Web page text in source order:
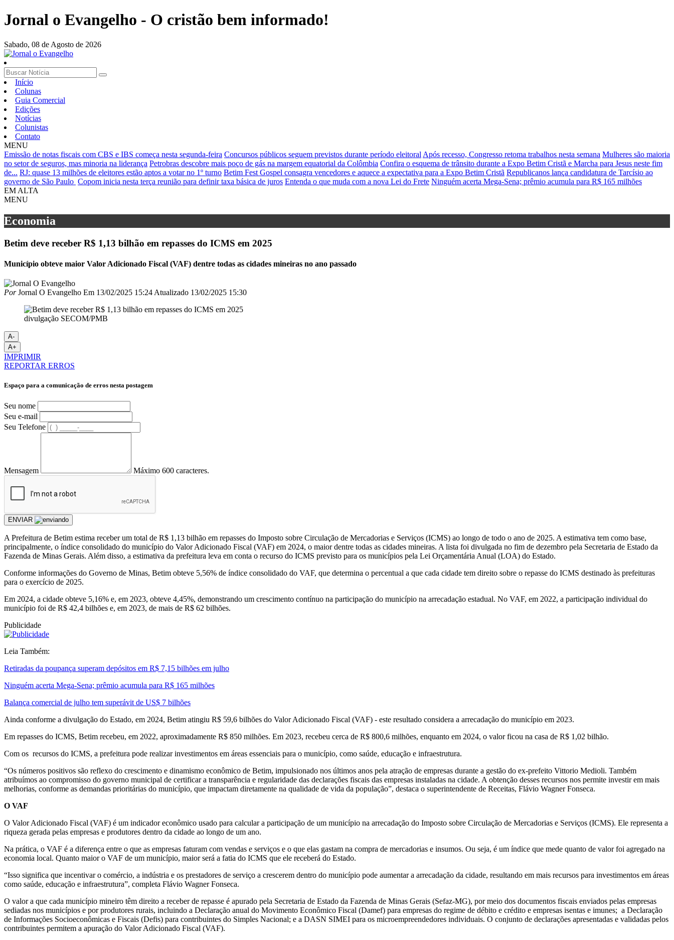
Jornal o Evangelho - O cristão bem informado!
Sabado, 08 de Agosto de 2026
Início
Colunas
Guia Comercial
Edições
Notícias
Colunistas
Contato
MENU
Emissão de notas fiscais com CBS e IBS começa nesta segunda-feira Concursos públicos seguem previstos durante período eleitoral Após recesso, Congresso retoma trabalhos nesta semana Mulheres são maioria
no setor de seguros, mas minoria na liderança Petrobras descobre mais poço de gás na margem equatorial da Colômbia Confira o esquema de trânsito durante a Expo Betim Cristã e Marcha para Jesus neste fim
de... RJ: quase 13 milhões de eleitores estão aptos a votar no 1º turno Betim Fest Gospel consagra vencedores e aquece a expectativa para a Expo Betim Cristã Republicanos lança candidatura de Tarcísio ao
governo de São Paulo Copom inicia nesta terça reunião para definir taxa básica de juros Entenda o que muda com a nova Lei do Frete Ninguém acerta Mega-Sena; prêmio acumula para R$ 165 milhões
EM ALTA
MENU
Economia
Betim deve receber R$ 1,13 bilhão em repasses do ICMS em 2025
Município obteve maior Valor Adicionado Fiscal (VAF) dentre todas as cidades mineiras no ano passado
PorJornal O Evangelho Em 13/02/2025 15:24 Atualizado 13/02/2025 15:30
divulgação SECOM/PMB
A-
A+
IMPRIMIR
REPORTAR ERROS
Espaço para a comunicação de erros nesta postagem
Seu nome
Seu e-mail
Seu Telefone
Mensagem Máximo 600 caracteres.
ENVIAR
A Prefeitura de Betim estima receber um total de R$ 1,13 bilhão em repasses do Imposto sobre Circulação de Mercadorias e Serviços (ICMS) ao longo de todo o ano de 2025. A estimativa tem como base,
principalmente, o índice consolidado do município do Valor Adicionado Fiscal (VAF) em 2024, o maior dentre todas as cidades mineiras. A lista foi divulgada no fim de dezembro pela Secretaria de Estado da
Fazenda de Minas Gerais. Além disso, a estimativa da prefeitura leva em conta o recurso do ICMS previsto para os municípios pela Lei Orçamentária Anual (LOA) do Estado.
Conforme informações do Governo de Minas, Betim obteve 5,56% de índice consolidado do VAF, que determina o percentual a que cada cidade tem direito sobre o repasse do ICMS destinado às prefeituras
para o exercício de 2025.
Em 2024, a cidade obteve 5,16% e, em 2023, obteve 4,45%, demonstrando um crescimento contínuo na participação do município na arrecadação estadual. No VAF, em 2022, a participação individual do
município foi de R$ 42,4 bilhões e, em 2023, de mais de R$ 62 bilhões.
Publicidade
Leia Também:
Retiradas da poupança superam depósitos em R$ 7,15 bilhões em julho
Ninguém acerta Mega-Sena; prêmio acumula para R$ 165 milhões
Balança comercial de julho tem superávit de US$ 7 bilhões
Ainda conforme a divulgação do Estado, em 2024, Betim atingiu R$ 59,6 bilhões do Valor Adicionado Fiscal (VAF) - este resultado considera a arrecadação do município em 2023.
Em repasses do ICMS, Betim recebeu, em 2022, aproximadamente R$ 850 milhões. Em 2023, recebeu cerca de R$ 800,6 milhões, enquanto em 2024, o valor ficou na casa de R$ 1,02 bilhão.
Com os recursos do ICMS, a prefeitura pode realizar investimentos em áreas essenciais para o município, como saúde, educação e infraestrutura.
“Os números positivos são reflexo do crescimento e dinamismo econômico de Betim, impulsionado nos últimos anos pela atração de empresas durante a gestão do ex-prefeito Vittorio Medioli. Também
atribuímos ao compromisso do governo municipal de certificar a transparência e regularidade das declarações fiscais das empresas instaladas na cidade. A obtenção desses recursos nos permite investir em mais
melhorias, conforme as demandas prioritárias do município, que impactam diretamente na qualidade de vida da população”, destaca o superintendente de Receitas, Flávio Wagner Fonseca.
O VAF
O Valor Adicionado Fiscal (VAF) é um indicador econômico usado para calcular a participação de um município na arrecadação do Imposto sobre Circulação de Mercadorias e Serviços (ICMS). Ele representa a
riqueza gerada pelas empresas e produtores dentro da cidade ao longo de um ano.
Na prática, o VAF é a diferença entre o que as empresas faturam com vendas e serviços e o que elas gastam na compra de mercadorias e insumos. Ou seja, é um índice que mede quanto de valor foi agregado na
economia local. Quanto maior o VAF de um município, maior será a fatia do ICMS que ele receberá do Estado.
“Isso significa que incentivar o comércio, a indústria e os prestadores de serviço a crescerem dentro do município pode aumentar a arrecadação da cidade, resultando em mais recursos para investimentos em áreas
como saúde, educação e infraestrutura”, completa Flávio Wagner Fonseca.
O valor a que cada município mineiro têm direito a receber de repasse é apurado pela Secretaria de Estado da Fazenda de Minas Gerais (Sefaz-MG), por meio dos documentos fiscais enviados pelas empresas
sediadas nos municípios e por produtores rurais, incluindo a Declaração anual do Movimento Econômico Fiscal (Damef) para empresas do regime de débito e crédito e empresas isentas e imunes; a Declaração
de Informações Socioeconômicas e Fiscais (Defis) para contribuintes do Simples Nacional; e a DASN SIMEI para os microempreendedores individuais. O conjunto de declarações apresentadas e validadas pelos
contribuintes permitem a apuração do Valor Adicionado Fiscal (VAF).